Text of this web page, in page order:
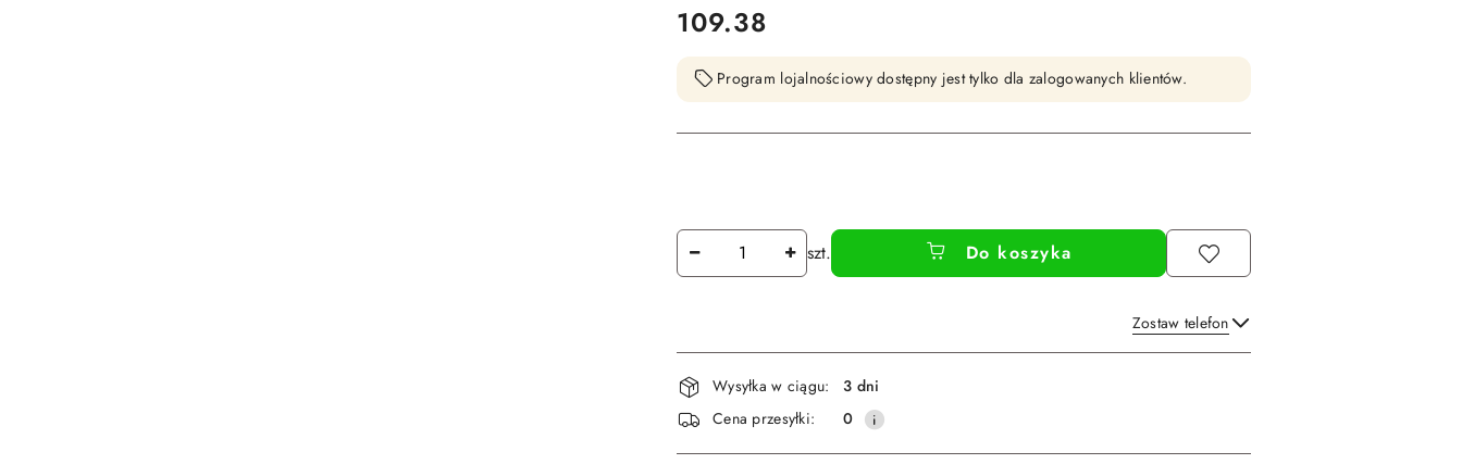
cena:
109.38
Program lojalnościowy dostępny jest tylko dla zalogowanych klientów.
Ilość szt. Do koszyka
Zostaw telefon
Wyślij
Dostępność
i
dostawa
Wysyłka w ciągu:
3 dni
Cena przesyłki:
0